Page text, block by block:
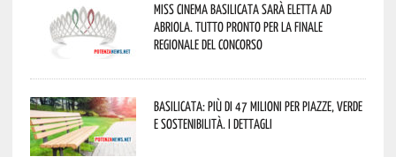
Miss Cinema Basilicata sarà eletta ad
Abriola. Tutto pronto per la finale
regionale del concorso
Basilicata: più di 47 milioni per piazze, verde
e sostenibilità. I dettagli